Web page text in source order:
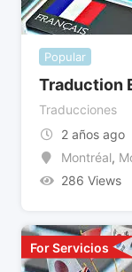
Popular
Traduction
Traducciones
2 años ago
Montréal,
286 Views
For Servicios